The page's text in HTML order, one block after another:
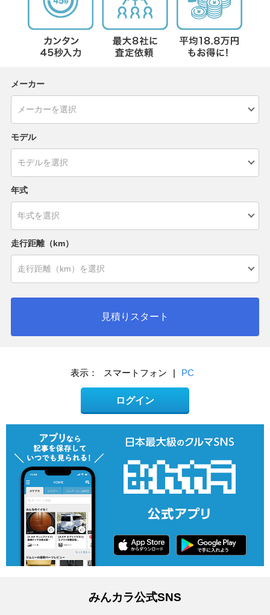
メーカー
モデル
年式
走行距離（km）
見積りスタート
表示： スマートフォン PC
ログイン
みんカラ公式SNS